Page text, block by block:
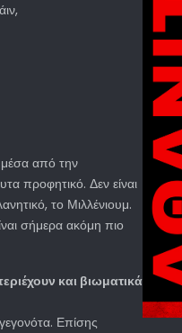
μέσα από την
προφητικό. Δεν είναι
το Μιλλένιουμ.
σήμερα ακόμη πιο
και βιωματικά
Επίσης